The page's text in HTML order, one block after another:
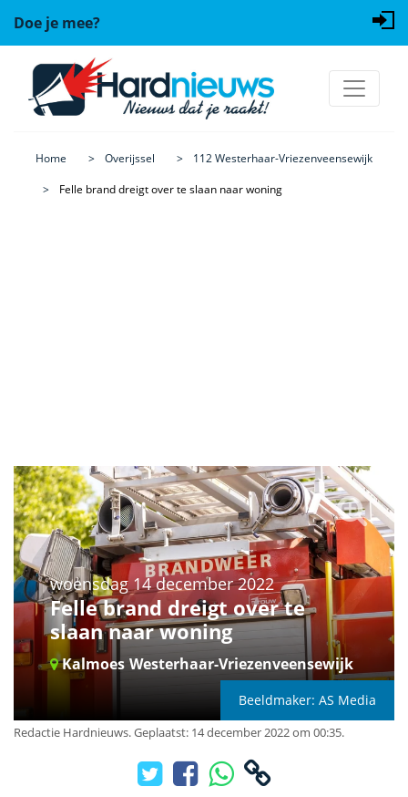
Doe je mee?
Home Overijssel
112 Westerhaar-Vriezenveensewijk
Felle brand dreigt over te slaan naar woning
woensdag 14 december 2022
Felle brand dreigt over te
slaan naar woning
Kalmoes Westerhaar-Vriezenveensewijk
Beeldmaker: AS Media
Redactie Hardnieuws.Geplaatst: 14 december 2022 om 00:35.